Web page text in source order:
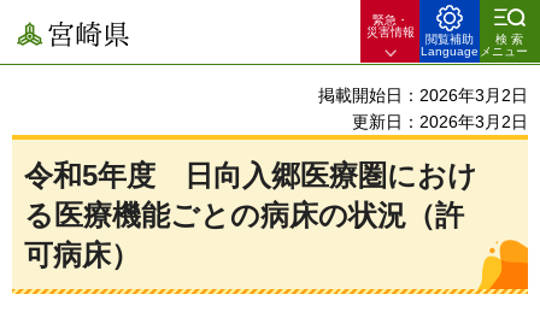
宮崎県
緊急・
災害情報
閲覧補助
Language
検索
メニュー
掲載開始日：2026年3月2日
更新日：2026年3月2日
令和5年度 日 向入郷医療圏におけ
る医療機能ごとの病床の状況（許
可病床）